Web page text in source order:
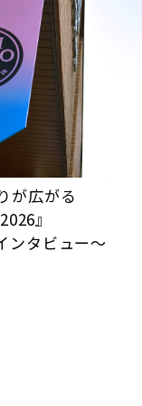
が広がる
』
ンタビュー～